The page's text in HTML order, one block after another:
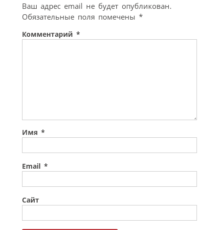
Ваш адрес email не будет опубликован.
Обязательные поля помечены *
Комментарий *
Имя *
Email *
Сайт